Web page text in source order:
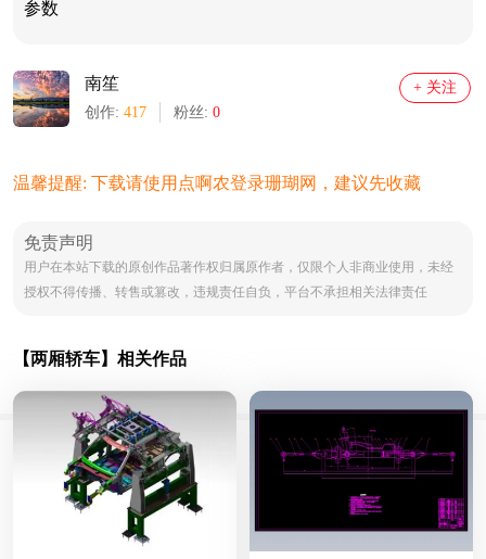
参数
南笙
创作: 417 粉丝: 0
+ 关注
温馨提醒: 下载请使用点啊农登录珊瑚网，建议先收藏
免责声明
用户在本站下载的原创作品著作权归属原作者，仅限个人非商业使用，未经
授权不得传播、转售或篡改，违规责任自负，平台不承担相关法律责任
【两厢轿车】相关作品